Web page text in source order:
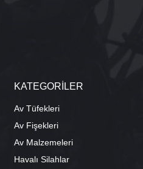
KATEGORİLER
Av Tüfekleri
Av Fişekleri
Av Malzemeleri
Havalı Silahlar